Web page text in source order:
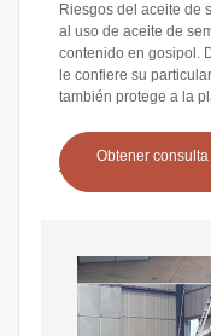
Riesgos del aceite de
al uso de aceite de
contenido en gosipol.
le confiere su
también protege a la
Obtener consulta